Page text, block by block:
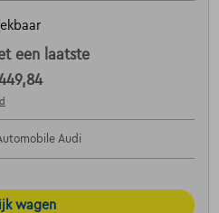
een laatste
Audi
wagen